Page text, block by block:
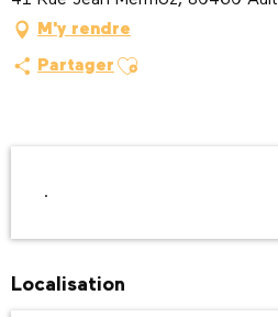
M'y rendre
Partager Ajouter aux favoris
.
Localisation